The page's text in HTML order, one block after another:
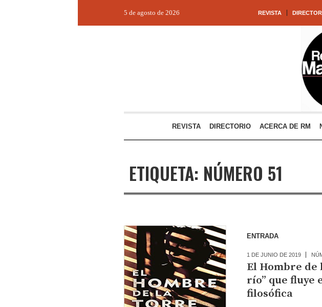
REVISTA
5 de agosto de 2026
REVISTA DIRECTORIO ACERCA DE RM
ETIQUETA: NÚMERO 51
ENTRADA
1 DE JUNIO DE 2019
El Hombre de
río” que fluye
filosófica